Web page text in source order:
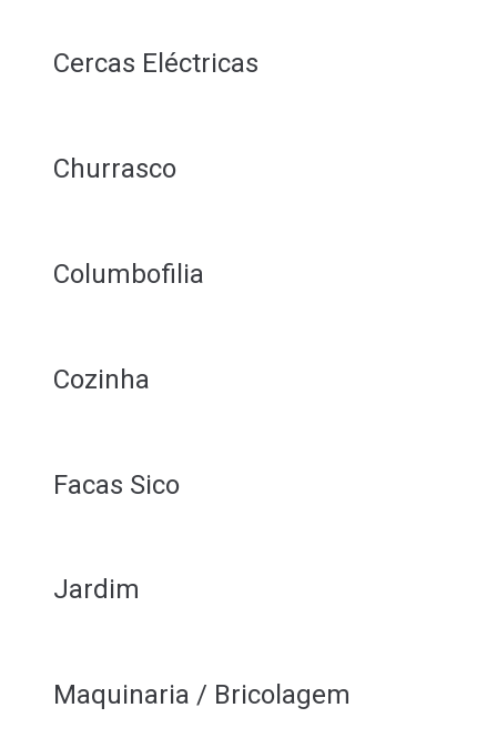
Cercas Eléctricas
Churrasco
Columbofilia
Cozinha
Facas Sico
Jardim
Maquinaria / Bricolagem